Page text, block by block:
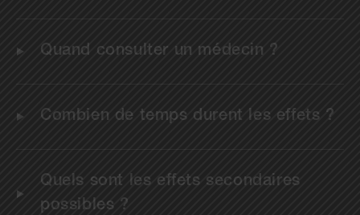
Quand consulter un médecin ?
Combien de temps durent les effets ?
Quels sont les effets secondaires
possibles ?